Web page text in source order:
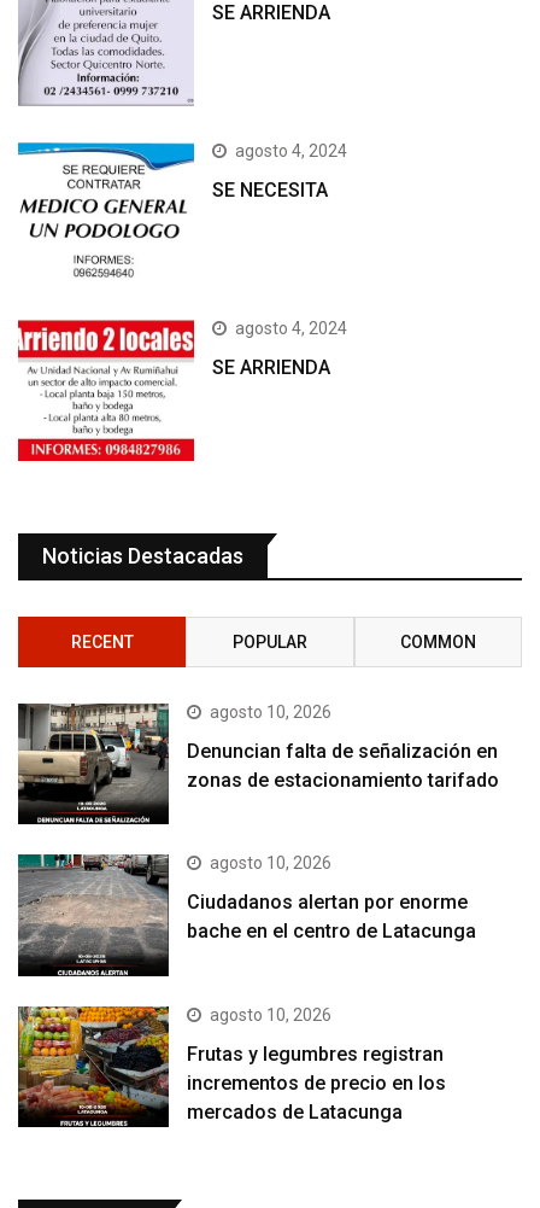
SE ARRIENDA
agosto 4, 2024
SE NECESITA
agosto 4, 2024
SE ARRIENDA
Noticias Destacadas
RECENT POPULAR COMMON
agosto 10, 2026
Denuncian falta de señalización en
zonas de estacionamiento tarifado
agosto 10, 2026
Ciudadanos alertan por enorme
bache en el centro de Latacunga
agosto 10, 2026
Frutas y legumbres registran
incrementos de precio en los
mercados de Latacunga